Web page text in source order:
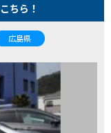
ちら！
広島県